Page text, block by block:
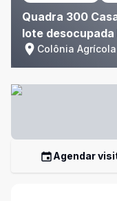
Quadra 300
lote desocupada
Colônia
Agendar